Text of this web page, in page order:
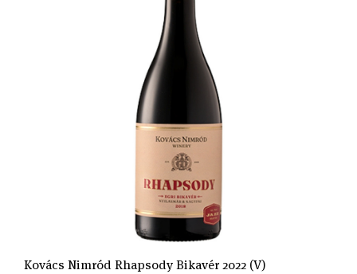
Kovács Nimród Rhapsody Bikavér 2022 (V)